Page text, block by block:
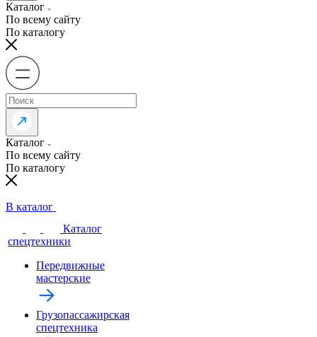
Каталог
По всему сайту
По каталогу
Каталог
По всему сайту
По каталогу
В каталог
Каталог
спецтехники
Передвижные
мастерские
Грузопассажирская
спецтехника